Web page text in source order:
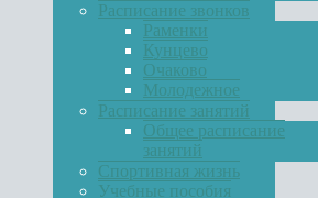
Расписание звонков
Раменки
Кунцево
Очаково
Молодежное
Расписание занятий
Общее расписание
занятий
Спортивная жизнь
Учебные пособия